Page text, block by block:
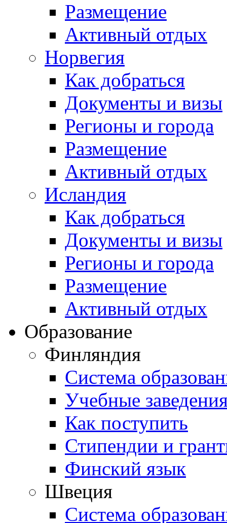
Размещение
Активный отдых
Норвегия
Как добраться
Документы и визы
Регионы и города
Размещение
Активный отдых
Исландия
Как добраться
Документы и визы
Регионы и города
Размещение
Активный отдых
Образование
Финляндия
Система
Учебные
Как поступить
Стипендии и
Финский язык
Швеция
Система